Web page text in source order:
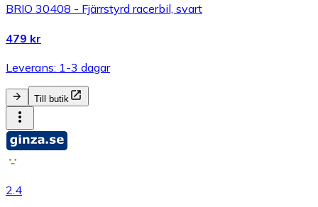
BRIO 30408 - Fjärrstyrd racerbil, svart
479 kr
Leverans: 1-3 dagar
Till butik
2.4